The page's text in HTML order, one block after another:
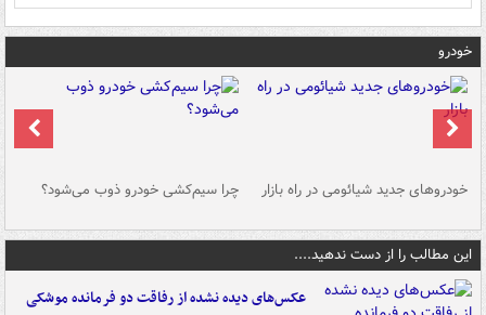
خودرو
خودروهای جدید شیائومی در راه بازار چرا سیم‌کشی خودرو ذوب می‌شود؟
این مطالب را از دست ندهید....
عکس‌های دیده نشده از رفاقت دو فرمانده‌ موشکی